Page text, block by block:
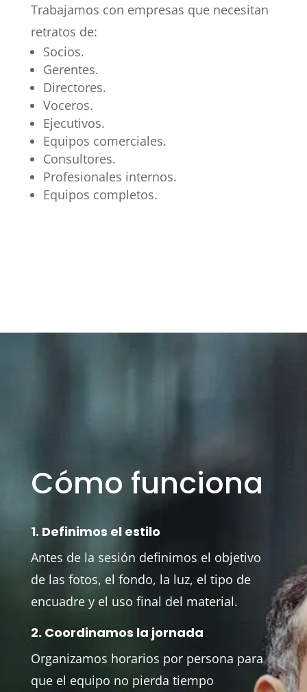
Trabajamos con empresas que necesitan
retratos de:
Socios.
Gerentes.
Directores.
Voceros.
Ejecutivos.
Equipos comerciales.
Consultores.
Profesionales internos.
Equipos completos.
Cómo funciona
1. Definimos el estilo
Antes de la sesión definimos el objetivo
de las fotos, el fondo, la luz, el tipo de
encuadre y el uso final del material.
2. Coordinamos la jornada
Organizamos horarios por persona para
que el equipo no pierda tiempo